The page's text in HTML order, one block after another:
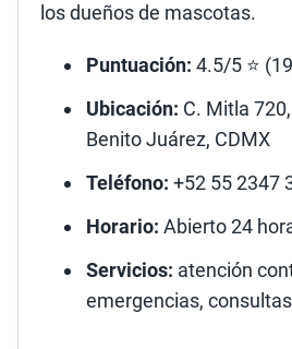
los dueños de mascotas.
Puntuación: 4.5/5 ⭐
Ubicación: C. Mitla
Benito Juárez, CDMX
Teléfono: +52 55 2347
Horario: Abierto 24
Servicios: atención
emergencias,